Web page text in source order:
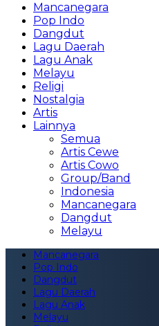
Mancanegara
Pop Indo
Dangdut
Lagu Daerah
Lagu Anak
Melayu
Religi
Nostalgia
Artis
Lainnya
Semua
Artis Cewe
Artis Cowo
Group/Band
Indonesia
Mancanegara
Dangdut
Melayu
Mancanegara
Pop Indo
Dangdut
Lagu Daerah
Lagu Anak
Melayu